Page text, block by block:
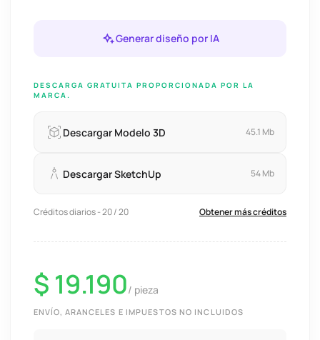
Generar diseño por IA
DESCARGA GRATUITA PROPORCIONADA POR LA
MARCA.
Descargar Modelo 3D 45.1 Mb
Descargar SketchUp 54 Mb
Créditos diarios - 20 / 20 Obtener más créditos
$ 19.190/ pieza
ENVÍO, ARANCELES E IMPUESTOS NO INCLUIDOS